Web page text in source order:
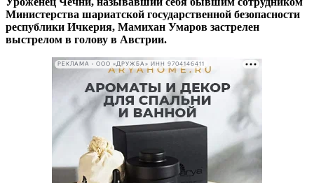
Министерства шариатской государственной безопасности
республики Ичкерия, Мамихан Умаров застрелен
выстрелом в голову в Австрии.
РЕКЛАМА • ООО «ДРУЖБА» ИНН 9704146411